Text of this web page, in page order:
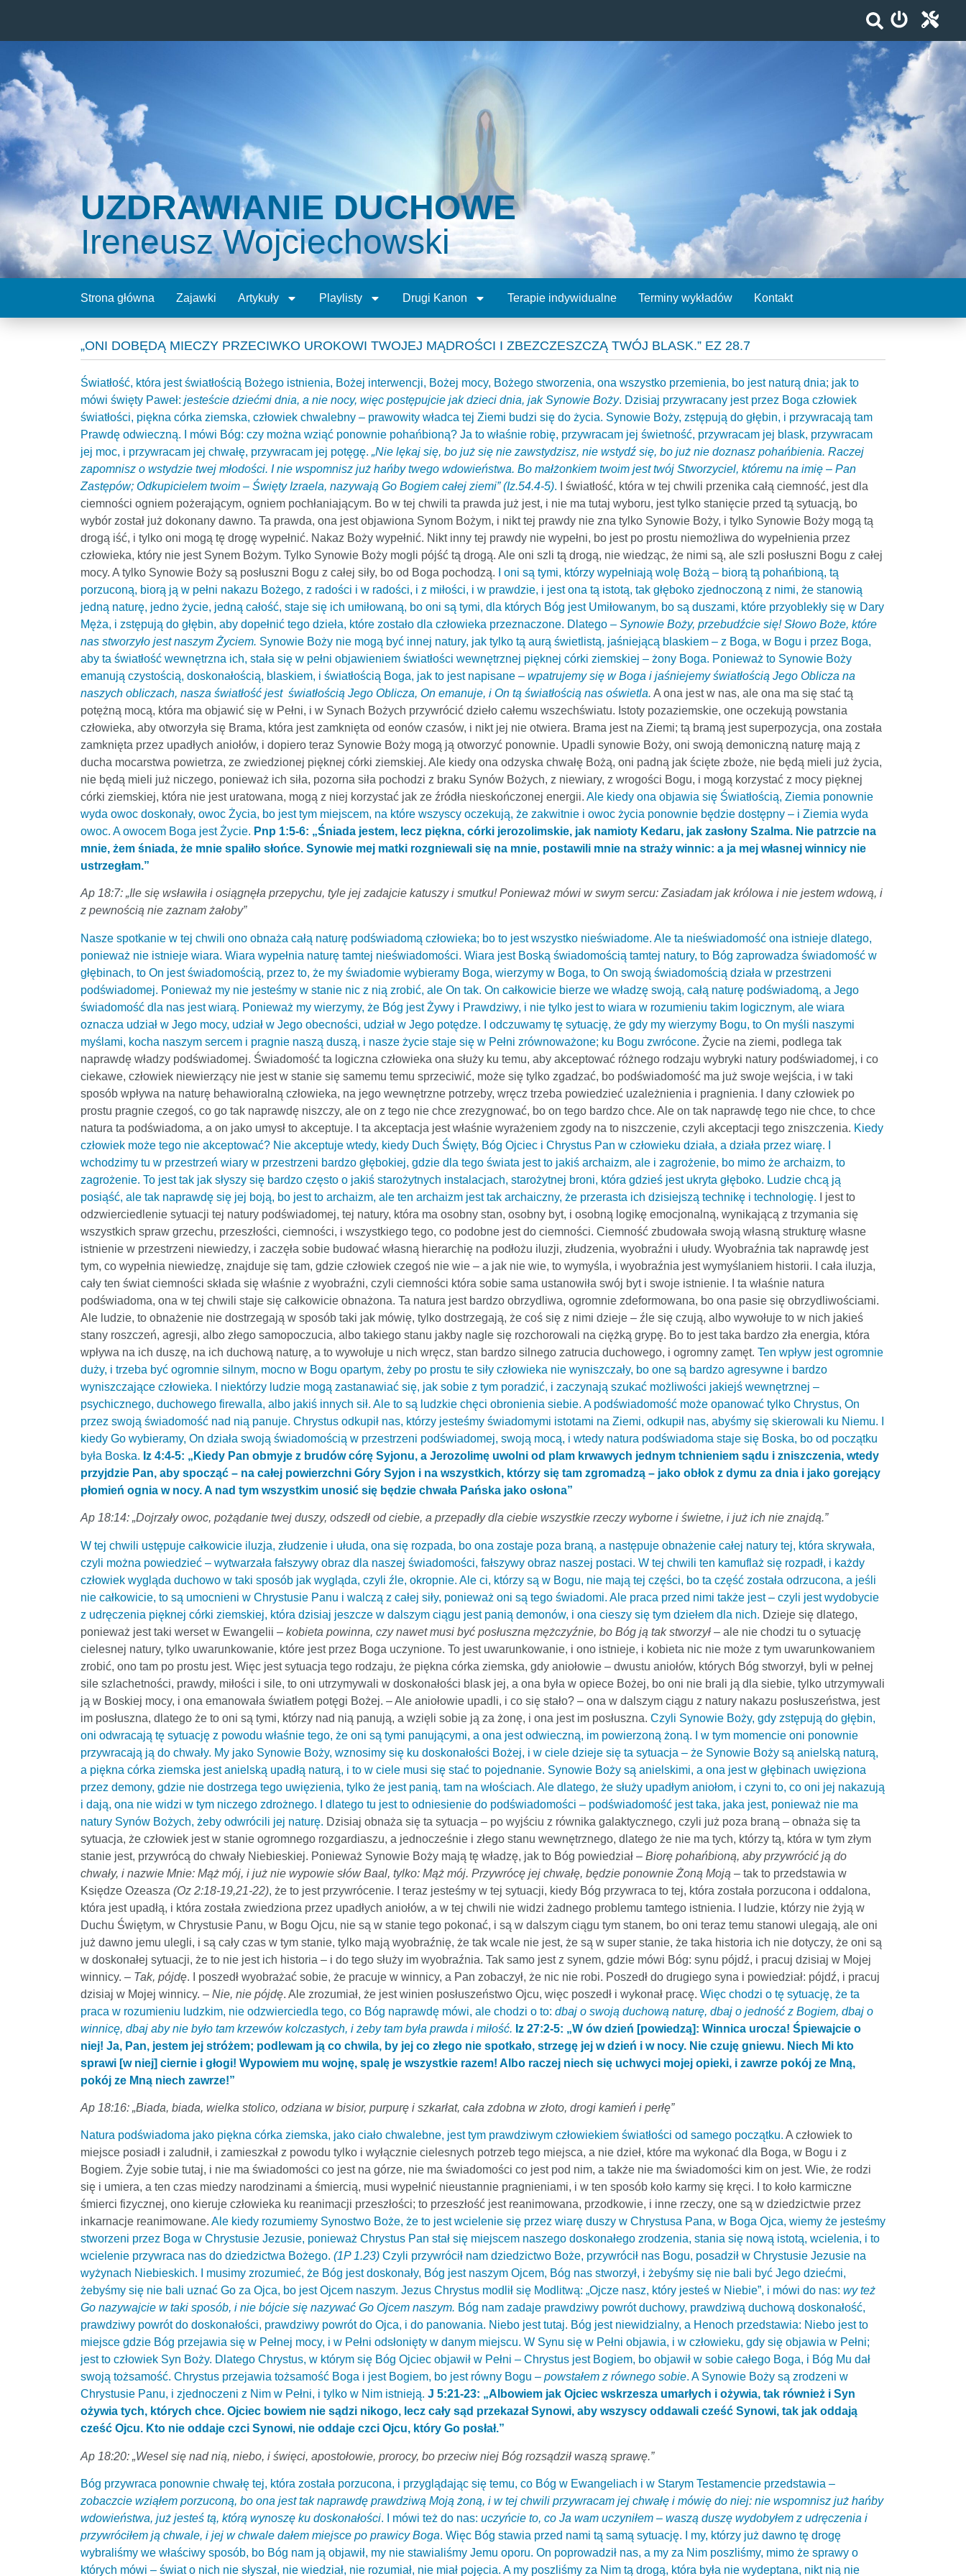
UZDRAWIANIE DUCHOWE
Ireneusz Wojciechowski
Strona główna Zajawki Artykuły Playlisty Drugi Kanon Terapie indywidualne Terminy wykładów Kontakt
„ONI DOBĘDĄ MIECZY PRZECIWKO UROKOWI TWOJEJ MĄDROŚCI I ZBEZCZESZCZĄ TWÓJ BLASK.” EZ 28.7
Światłość, która jest światłością Bożego istnienia, Bożej interwencji, Bożej mocy, Bożego stworzenia, ona wszystko przemienia, bo jest naturą dnia; jak to
mówi święty Paweł: jesteście dziećmi dnia, a nie nocy, więc postępujcie jak dzieci dnia, jak Synowie Boży. Dzisiaj przywracany jest przez Boga człowiek
światłości, piękna córka ziemska, człowiek chwalebny – prawowity władca tej Ziemi budzi się do życia. Synowie Boży, zstępują do głębin, i przywracają tam
Prawdę odwieczną. I mówi Bóg: czy można wziąć ponownie pohańbioną? Ja to właśnie robię, przywracam jej świetność, przywracam jej blask, przywracam
jej moc, i przywracam jej chwałę, przywracam jej potęgę. „Nie lękaj się, bo już się nie zawstydzisz, nie wstydź się, bo już nie doznasz pohańbienia. Raczej
zapomnisz o wstydzie twej młodości. I nie wspomnisz już hańby twego wdowieństwa. Bo małżonkiem twoim jest twój Stworzyciel, któremu na imię – Pan
Zastępów; Odkupicielem twoim – Święty Izraela, nazywają Go Bogiem całej ziemi” (Iz.54.4-5). I światłość, która w tej chwili przenika całą ciemność, jest dla
ciemności ogniem pożerającym, ogniem pochłaniającym. Bo w tej chwili ta prawda już jest, i nie ma tutaj wyboru, jest tylko stanięcie przed tą sytuacją, bo
wybór został już dokonany dawno. Ta prawda, ona jest objawiona Synom Bożym, i nikt tej prawdy nie zna tylko Synowie Boży, i tylko Synowie Boży mogą tą
drogą iść, i tylko oni mogą tę drogę wypełnić. Nakaz Boży wypełnić. Nikt inny tej prawdy nie wypełni, bo jest po prostu niemożliwa do wypełnienia przez
człowieka, który nie jest Synem Bożym. Tylko Synowie Boży mogli pójść tą drogą. Ale oni szli tą drogą, nie wiedząc, że nimi są, ale szli posłuszni Bogu z całej
mocy. A tylko Synowie Boży są posłuszni Bogu z całej siły, bo od Boga pochodzą.
I oni są tymi, którzy wypełniają wolę Bożą – biorą tą pohańbioną, tą
porzuconą, biorą ją w pełni nakazu Bożego, z radości i w radości, i z miłości, i w prawdzie, i jest ona tą istotą, tak głęboko zjednoczoną z nimi, że stanowią
jedną naturę, jedno życie, jedną całość, staje się ich umiłowaną, bo oni są tymi, dla których Bóg jest Umiłowanym, bo są duszami, które przyoblekły się w Dary
Męża, i zstępują do głębin, aby dopełnić tego dzieła, które zostało dla człowieka przeznaczone. Dlatego – Synowie Boży, przebudźcie się! Słowo Boże, które
nas stworzyło jest naszym Życiem. Synowie Boży nie mogą być innej natury, jak tylko tą aurą świetlistą, jaśniejącą blaskiem – z Boga, w Bogu i przez Boga,
aby ta światłość wewnętrzna ich, stała się w pełni objawieniem światłości wewnętrznej pięknej córki ziemskiej – żony Boga. Ponieważ to Synowie Boży
emanują czystością, doskonałością, blaskiem, i światłością Boga, jak to jest napisane – wpatrujemy się w Boga i jaśniejemy światłością Jego Oblicza na
naszych obliczach, nasza światłość jest światłością Jego Oblicza, On emanuje, i On tą światłością nas oświetla. A ona jest w nas, ale ona ma się stać tą
potężną mocą, która ma objawić się w Pełni, i w Synach Bożych przywrócić dzieło całemu wszechświatu. Istoty pozaziemskie, one oczekują powstania
człowieka, aby otworzyła się Brama, która jest zamknięta od eonów czasów, i nikt jej nie otwiera. Brama jest na Ziemi; tą bramą jest superpozycja, ona została
zamknięta przez upadłych aniołów, i dopiero teraz Synowie Boży mogą ją otworzyć ponownie. Upadli synowie Boży, oni swoją demoniczną naturę mają z
ducha mocarstwa powietrza, ze zwiedzionej pięknej córki ziemskiej. Ale kiedy ona odzyska chwałę Bożą, oni padną jak ścięte zboże, nie będą mieli już życia,
nie będą mieli już niczego, ponieważ ich siła, pozorna siła pochodzi z braku Synów Bożych, z niewiary, z wrogości Bogu, i mogą korzystać z mocy pięknej
córki ziemskiej, która nie jest uratowana, mogą z niej korzystać jak ze źródła nieskończonej energii. Ale kiedy ona objawia się Światłością, Ziemia ponownie
wyda owoc doskonały, owoc Życia, bo jest tym miejscem, na które wszyscy oczekują, że zakwitnie i owoc życia ponownie będzie dostępny – i Ziemia wyda
owoc. A owocem Boga jest Życie. Pnp 1:5-6: „Śniada jestem, lecz piękna, córki jerozolimskie, jak namioty Kedaru, jak zasłony Szalma. Nie patrzcie na
mnie, żem śniada, że mnie spaliło słońce. Synowie mej matki rozgniewali się na mnie, postawili mnie na straży winnic: a ja mej własnej winnicy nie
ustrzegłam.”
Ap 18:7: „Ile się wsławiła i osiągnęła przepychu, tyle jej zadajcie katuszy i smutku! Ponieważ mówi w swym sercu: Zasiadam jak królowa i nie jestem wdową, i
z pewnością nie zaznam żałoby”
Nasze spotkanie w tej chwili ono obnaża całą naturę podświadomą człowieka; bo to jest wszystko nieświadome. Ale ta nieświadomość ona istnieje dlatego,
ponieważ nie istnieje wiara. Wiara wypełnia naturę tamtej nieświadomości. Wiara jest Boską świadomością tamtej natury, to Bóg zaprowadza świadomość w
głębinach, to On jest świadomością, przez to, że my świadomie wybieramy Boga, wierzymy w Boga, to On swoją świadomością działa w przestrzeni
podświadomej. Ponieważ my nie jesteśmy w stanie nic z nią zrobić, ale On tak. On całkowicie bierze we władzę swoją, całą naturę podświadomą, a Jego
świadomość dla nas jest wiarą. Ponieważ my wierzymy, że Bóg jest Żywy i Prawdziwy, i nie tylko jest to wiara w rozumieniu takim logicznym, ale wiara
oznacza udział w Jego mocy, udział w Jego obecności, udział w Jego potędze. I odczuwamy tę sytuację, że gdy my wierzymy Bogu, to On myśli naszymi
myślami, kocha naszym sercem i pragnie naszą duszą, i nasze życie staje się w Pełni zrównoważone; ku Bogu zwrócone. Życie na ziemi, podlega tak
naprawdę władzy podświadomej. Świadomość ta logiczna człowieka ona służy ku temu, aby akceptować różnego rodzaju wybryki natury podświadomej, i co
ciekawe, człowiek niewierzący nie jest w stanie się samemu temu sprzeciwić, może się tylko zgadzać, bo podświadomość ma już swoje wejścia, i w taki
sposób wpływa na naturę behawioralną człowieka, na jego wewnętrzne potrzeby, wręcz trzeba powiedzieć uzależnienia i pragnienia. I dany człowiek po
prostu pragnie czegoś, co go tak naprawdę niszczy, ale on z tego nie chce zrezygnować, bo on tego bardzo chce. Ale on tak naprawdę tego nie chce, to chce
natura ta podświadoma, a on jako umysł to akceptuje. I ta akceptacja jest właśnie wyrażeniem zgody na to niszczenie, czyli akceptacji tego zniszczenia. Kiedy
człowiek może tego nie akceptować? Nie akceptuje wtedy, kiedy Duch Święty, Bóg Ojciec i Chrystus Pan w człowieku działa, a działa przez wiarę. I
wchodzimy tu w przestrzeń wiary w przestrzeni bardzo głębokiej, gdzie dla tego świata jest to jakiś archaizm, ale i zagrożenie, bo mimo że archaizm, to
zagrożenie. To jest tak jak słyszy się bardzo często o jakiś starożytnych instalacjach, starożytnej broni, która gdzieś jest ukryta głęboko. Ludzie chcą ją
posiąść, ale tak naprawdę się jej boją, bo jest to archaizm, ale ten archaizm jest tak archaiczny, że przerasta ich dzisiejszą technikę i technologię. I jest to
odzwierciedlenie sytuacji tej natury podświadomej, tej natury, która ma osobny stan, osobny byt, i osobną logikę emocjonalną, wynikającą z trzymania się
wszystkich spraw grzechu, przeszłości, ciemności, i wszystkiego tego, co podobne jest do ciemności. Ciemność zbudowała swoją własną strukturę własne
istnienie w przestrzeni niewiedzy, i zaczęła sobie budować własną hierarchię na podłożu iluzji, złudzenia, wyobraźni i ułudy. Wyobraźnia tak naprawdę jest
tym, co wypełnia niewiedzę, znajduje się tam, gdzie człowiek czegoś nie wie – a jak nie wie, to wymyśla, i wyobraźnia jest wymyślaniem historii. I cała iluzja,
cały ten świat ciemności składa się właśnie z wyobraźni, czyli ciemności która sobie sama ustanowiła swój byt i swoje istnienie. I ta właśnie natura
podświadoma, ona w tej chwili staje się całkowicie obnażona. Ta natura jest bardzo obrzydliwa, ogromnie zdeformowana, bo ona pasie się obrzydliwościami.
Ale ludzie, to obnażenie nie dostrzegają w sposób taki jak mówię, tylko dostrzegają, że coś się z nimi dzieje – źle się czują, albo wywołuje to w nich jakieś
stany roszczeń, agresji, albo złego samopoczucia, albo takiego stanu jakby nagle się rozchorowali na ciężką grypę. Bo to jest taka bardzo zła energia, która
wpływa na ich duszę, na ich duchową naturę, a to wywołuje u nich wręcz, stan bardzo silnego zatrucia duchowego, i ogromny zamęt. Ten wpływ jest ogromnie
duży, i trzeba być ogromnie silnym, mocno w Bogu opartym, żeby po prostu te siły człowieka nie wyniszczały, bo one są bardzo agresywne i bardzo
wyniszczające człowieka. I niektórzy ludzie mogą zastanawiać się, jak sobie z tym poradzić, i zaczynają szukać możliwości jakiejś wewnętrznej –
psychicznego, duchowego firewalla, albo jakiś innych sił. Ale to są ludzkie chęci obronienia siebie. A podświadomość może opanować tylko Chrystus, On
przez swoją świadomość nad nią panuje. Chrystus odkupił nas, którzy jesteśmy świadomymi istotami na Ziemi, odkupił nas, abyśmy się skierowali ku Niemu. I
kiedy Go wybieramy, On działa swoją świadomością w przestrzeni podświadomej, swoją mocą, i wtedy natura podświadoma staje się Boska, bo od początku
była Boska. Iz 4:4-5: „Kiedy Pan obmyje z brudów córę Syjonu, a Jerozolimę uwolni od plam krwawych jednym tchnieniem sądu i zniszczenia, wtedy
przyjdzie Pan, aby spocząć – na całej powierzchni Góry Syjon i na wszystkich, którzy się tam zgromadzą – jako obłok z dymu za dnia i jako gorejący
płomień ognia w nocy. A nad tym wszystkim unosić się będzie chwała Pańska jako osłona”
Ap 18:14: „Dojrzały owoc, pożądanie twej duszy, odszedł od ciebie, a przepadły dla ciebie wszystkie rzeczy wyborne i świetne, i już ich nie znajdą.”
W tej chwili ustępuje całkowicie iluzja, złudzenie i ułuda, ona się rozpada, bo ona zostaje poza braną, a następuje obnażenie całej natury tej, która skrywała,
czyli można powiedzieć – wytwarzała fałszywy obraz dla naszej świadomości, fałszywy obraz naszej postaci. W tej chwili ten kamuflaż się rozpadł, i każdy
człowiek wygląda duchowo w taki sposób jak wygląda, czyli źle, okropnie. Ale ci, którzy są w Bogu, nie mają tej części, bo ta część została odrzucona, a jeśli
nie całkowicie, to są umocnieni w Chrystusie Panu i walczą z całej siły, ponieważ oni są tego świadomi. Ale praca przed nimi także jest – czyli jest wydobycie
z udręczenia pięknej córki ziemskiej, która dzisiaj jeszcze w dalszym ciągu jest panią demonów, i ona cieszy się tym dziełem dla nich. Dzieje się dlatego,
ponieważ jest taki werset w Ewangelii – kobieta powinna, czy nawet musi być posłuszna mężczyźnie, bo Bóg ją tak stworzył – ale nie chodzi tu o sytuację
cielesnej natury, tylko uwarunkowanie, które jest przez Boga uczynione. To jest uwarunkowanie, i ono istnieje, i kobieta nic nie może z tym uwarunkowaniem
zrobić, ono tam po prostu jest. Więc jest sytuacja tego rodzaju, że piękna córka ziemska, gdy aniołowie – dwustu aniołów, których Bóg stworzył, byli w pełnej
sile szlachetności, prawdy, miłości i sile, to oni utrzymywali w doskonałości blask jej, a ona była w opiece Bożej, bo oni nie brali ją dla siebie, tylko utrzymywali
ją w Boskiej mocy, i ona emanowała światłem potęgi Bożej. – Ale aniołowie upadli, i co się stało? – ona w dalszym ciągu z natury nakazu posłuszeństwa, jest
im posłuszna, dlatego że to oni są tymi, którzy nad nią panują, a wzięli sobie ją za żonę, i ona jest im posłuszna. Czyli Synowie Boży, gdy zstępują do głębin,
oni odwracają tę sytuację z powodu właśnie tego, że oni są tymi panującymi, a ona jest odwieczną, im powierzoną żoną. I w tym momencie oni ponownie
przywracają ją do chwały. My jako Synowie Boży, wznosimy się ku doskonałości Bożej, i w ciele dzieje się ta sytuacja – że Synowie Boży są anielską naturą,
a piękna córka ziemska jest anielską upadłą naturą, i to w ciele musi się stać to pojednanie. Synowie Boży są anielskimi, a ona jest w głębinach uwięziona
przez demony, gdzie nie dostrzega tego uwięzienia, tylko że jest panią, tam na włościach. Ale dlatego, że służy upadłym aniołom, i czyni to, co oni jej nakazują
i dają, ona nie widzi w tym niczego zdrożnego. I dlatego tu jest to odniesienie do podświadomości – podświadomość jest taka, jaka jest, ponieważ nie ma
natury Synów Bożych, żeby odwrócili jej naturę. Dzisiaj obnaża się ta sytuacja – po wyjściu z równika galaktycznego, czyli już poza braną – obnaża się ta
sytuacja, że człowiek jest w stanie ogromnego rozgardiaszu, a jednocześnie i złego stanu wewnętrznego, dlatego że nie ma tych, którzy tą, która w tym złym
stanie jest, przywrócą do chwały Niebieskiej. Ponieważ Synowie Boży mają tę władzę, jak to Bóg powiedział – Biorę pohańbioną, aby przywrócić ją do
chwały, i nazwie Mnie: Mąż mój, i już nie wypowie słów Baal, tylko: Mąż mój. Przywrócę jej chwałę, będzie ponownie Żoną Moją – tak to przedstawia w
Księdze Ozeasza (Oz 2:18-19,21-22), że to jest przywrócenie. I teraz jesteśmy w tej sytuacji, kiedy Bóg przywraca to tej, która została porzucona i oddalona,
która jest upadłą, i która została zwiedziona przez upadłych aniołów, a w tej chwili nie widzi żadnego problemu tamtego istnienia. I ludzie, którzy nie żyją w
Duchu Świętym, w Chrystusie Panu, w Bogu Ojcu, nie są w stanie tego pokonać, i są w dalszym ciągu tym stanem, bo oni teraz temu stanowi ulegają, ale oni
już dawno jemu ulegli, i są cały czas w tym stanie, tylko mają wyobraźnię, że tak wcale nie jest, że są w super stanie, że taka historia ich nie dotyczy, że oni są
w doskonałej sytuacji, że to nie jest ich historia – i do tego służy im wyobraźnia. Tak samo jest z synem, gdzie mówi Bóg: synu pójdź, i pracuj dzisiaj w Mojej
winnicy. – Tak, pójdę. I poszedł wyobrażać sobie, że pracuje w winnicy, a Pan zobaczył, że nic nie robi. Poszedł do drugiego syna i powiedział: pójdź, i pracuj
dzisiaj w Mojej winnicy. – Nie, nie pójdę. Ale zrozumiał, że jest winien posłuszeństwo Ojcu, więc poszedł i wykonał pracę. Więc chodzi o tę sytuację, że ta
praca w rozumieniu ludzkim, nie odzwierciedla tego, co Bóg naprawdę mówi, ale chodzi o to: dbaj o swoją duchową naturę, dbaj o jedność z Bogiem, dbaj o
winnicę, dbaj aby nie było tam krzewów kolczastych, i żeby tam była prawda i miłość. Iz 27:2-5: „W ów dzień [powiedzą]: Winnica urocza! Śpiewajcie o
niej! Ja, Pan, jestem jej stróżem; podlewam ją co chwila, by jej co złego nie spotkało, strzegę jej w dzień i w nocy. Nie czuję gniewu. Niech Mi kto
sprawi [w niej] ciernie i głogi! Wypowiem mu wojnę, spalę je wszystkie razem! Albo raczej niech się uchwyci mojej opieki, i zawrze pokój ze Mną,
pokój ze Mną niech zawrze!”
Ap 18:16: „Biada, biada, wielka stolico, odziana w bisior, purpurę i szkarłat, cała zdobna w złoto, drogi kamień i perłę”
Natura podświadoma jako piękna córka ziemska, jako ciało chwalebne, jest tym prawdziwym człowiekiem światłości od samego początku. A człowiek to
miejsce posiadł i zaludnił, i zamieszkał z powodu tylko i wyłącznie cielesnych potrzeb tego miejsca, a nie dzieł, które ma wykonać dla Boga, w Bogu i z
Bogiem. Żyje sobie tutaj, i nie ma świadomości co jest na górze, nie ma świadomości co jest pod nim, a także nie ma świadomości kim on jest. Wie, że rodzi
się i umiera, a ten czas miedzy narodzinami a śmiercią, musi wypełnić nieustannie pragnieniami, i w ten sposób koło karmy się kręci. I to koło karmiczne
śmierci fizycznej, ono kieruje człowieka ku reanimacji przeszłości; to przeszłość jest reanimowana, przodkowie, i inne rzeczy, one są w dziedzictwie przez
inkarnacje reanimowane. Ale kiedy rozumiemy Synostwo Boże, że to jest wcielenie się przez wiarę duszy w Chrystusa Pana, w Boga Ojca, wiemy że jesteśmy
stworzeni przez Boga w Chrystusie Jezusie, ponieważ Chrystus Pan stał się miejscem naszego doskonałego zrodzenia, stania się nową istotą, wcielenia, i to
wcielenie przywraca nas do dziedzictwa Bożego. (1P 1.23) Czyli przywrócił nam dziedzictwo Boże, przywrócił nas Bogu, posadził w Chrystusie Jezusie na
wyżynach Niebieskich. I musimy zrozumieć, że Bóg jest doskonały, Bóg jest naszym Ojcem, Bóg nas stworzył, i żebyśmy się nie bali być Jego dziećmi,
żebyśmy się nie bali uznać Go za Ojca, bo jest Ojcem naszym. Jezus Chrystus modlił się Modlitwą: „Ojcze nasz, który jesteś w Niebie”, i mówi do nas: wy też
Go nazywajcie w taki sposób, i nie bójcie się nazywać Go Ojcem naszym. Bóg nam zadaje prawdziwy powrót duchowy, prawdziwą duchową doskonałość,
prawdziwy powrót do doskonałości, prawdziwy powrót do Ojca, i do panowania. Niebo jest tutaj. Bóg jest niewidzialny, a Henoch przedstawia: Niebo jest to
miejsce gdzie Bóg przejawia się w Pełnej mocy, i w Pełni odsłonięty w danym miejscu. W Synu się w Pełni objawia, i w człowieku, gdy się objawia w Pełni;
jest to człowiek Syn Boży. Dlatego Chrystus, w którym się Bóg Ojciec objawił w Pełni – Chrystus jest Bogiem, bo objawił w sobie całego Boga, i Bóg Mu dał
swoją tożsamość. Chrystus przejawia tożsamość Boga i jest Bogiem, bo jest równy Bogu – powstałem z równego sobie. A Synowie Boży są zrodzeni w
Chrystusie Panu, i zjednoczeni z Nim w Pełni, i tylko w Nim istnieją. J 5:21-23: „Albowiem jak Ojciec wskrzesza umarłych i ożywia, tak również i Syn
ożywia tych, których chce. Ojciec bowiem nie sądzi nikogo, lecz cały sąd przekazał Synowi, aby wszyscy oddawali cześć Synowi, tak jak oddają
cześć Ojcu. Kto nie oddaje czci Synowi, nie oddaje czci Ojcu, który Go posłał.”
Ap 18:20: „Wesel się nad nią, niebo, i święci, apostołowie, prorocy, bo przeciw niej Bóg rozsądził waszą sprawę.”
Bóg przywraca ponownie chwałę tej, która została porzucona, i przyglądając się temu, co Bóg w Ewangeliach i w Starym Testamencie przedstawia –
zobaczcie wziąłem porzuconą, bo ona jest tak naprawdę prawdziwą Moją żoną, i w tej chwili przywracam jej chwałę i mówię do niej: nie wspomnisz już hańby
wdowieństwa, już jesteś tą, którą wynoszę ku doskonałości. I mówi też do nas: uczyńcie to, co Ja wam uczyniłem – waszą duszę wydobyłem z udręczenia i
przywróciłem ją chwale, i jej w chwale dałem miejsce po prawicy Boga. Więc Bóg stawia przed nami tą samą sytuację. I my, którzy już dawno tę drogę
wybraliśmy we właściwy sposób, bo Bóg nam ją objawił, my nie stawialiśmy Jemu oporu. On poprowadził nas, a my za Nim poszliśmy, mimo że sprawy o
których mówi – świat o nich nie słyszał, nie wiedział, nie rozumiał, nie miał pojęcia. A my poszliśmy za Nim tą drogą, która była nie wydeptana, nikt nią nie